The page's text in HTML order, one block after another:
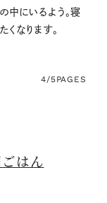
中にいるよう。寝
なります。
4/5PAGES
はん